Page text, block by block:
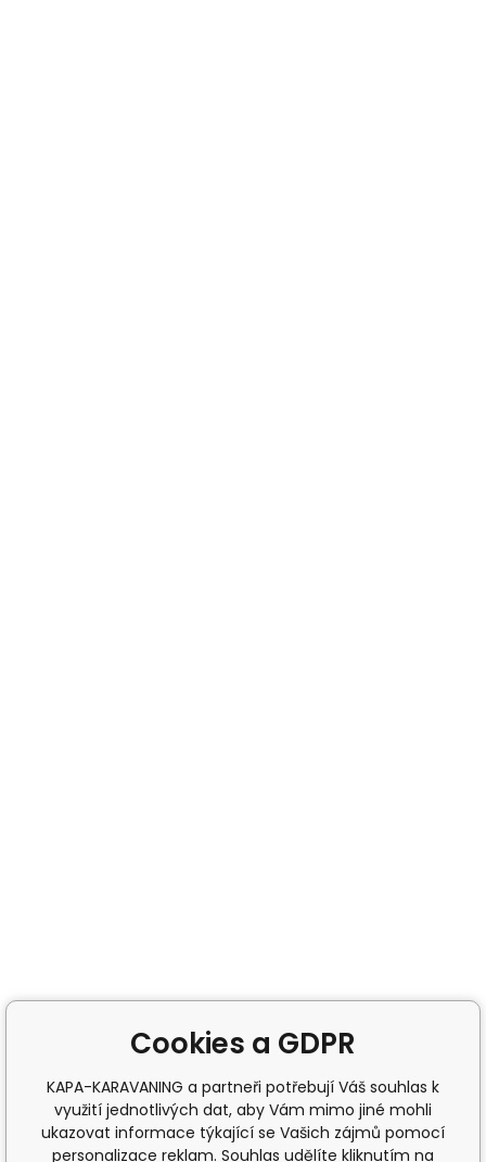
Cookies a GDPR
KAPA-KARAVANING a partneři potřebují Váš souhlas k
využití jednotlivých dat, aby Vám mimo jiné mohli
ukazovat informace týkající se Vašich zájmů pomocí
personalizace reklam. Souhlas udělíte kliknutím na